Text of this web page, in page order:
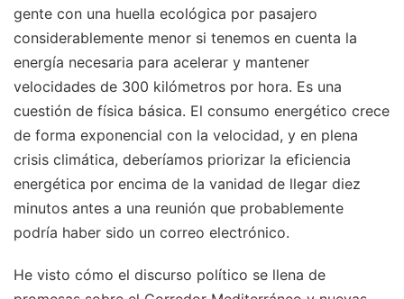
gente con una huella ecológica por pasajero
considerablemente menor si tenemos en cuenta la
energía necesaria para acelerar y mantener
velocidades de 300 kilómetros por hora. Es una
cuestión de física básica. El consumo energético crece
de forma exponencial con la velocidad, y en plena
crisis climática, deberíamos priorizar la eficiencia
energética por encima de la vanidad de llegar diez
minutos antes a una reunión que probablemente
podría haber sido un correo electrónico.
He visto cómo el discurso político se llena de